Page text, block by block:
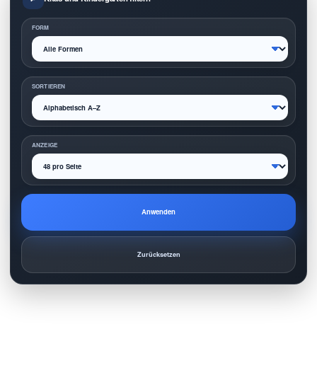
FORM
SORTIEREN
ANZEIGE
Anwenden
Zurücksetzen